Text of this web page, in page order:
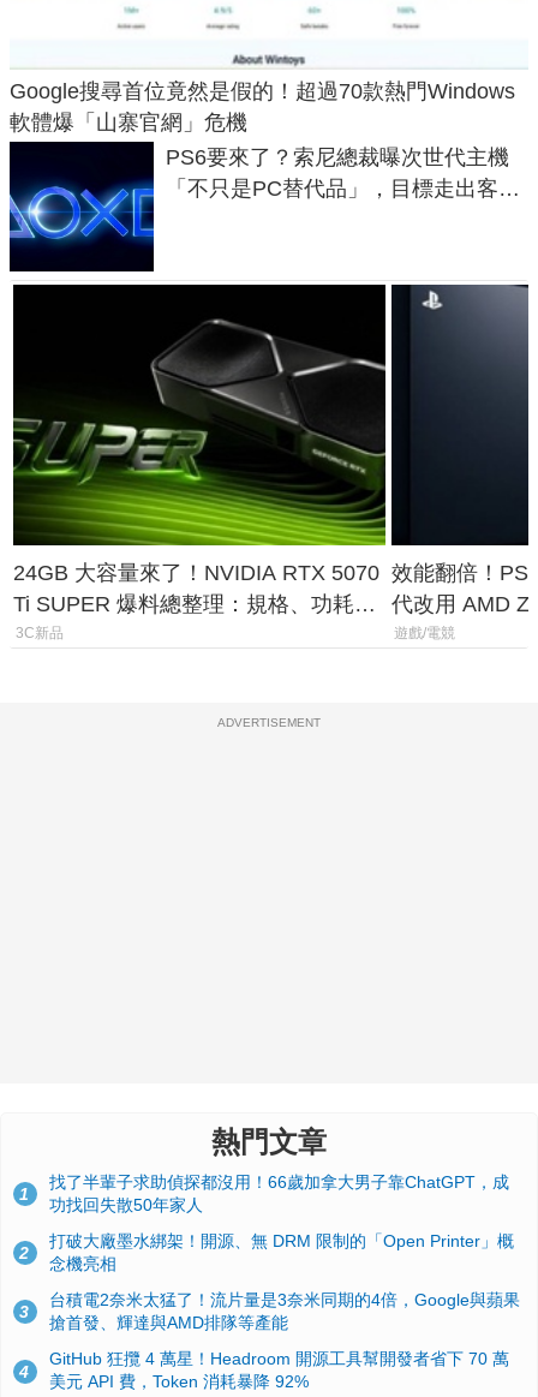
Google搜尋首位竟然是假的！超過70款熱門Windows
軟體爆「山寨官網」危機
PS6要來了？索尼總裁曝次世代主機
「不只是PC替代品」，目標走出客
24GB 大容量來了！NVIDIA RTX 5070
Ti SUPER 爆料總整理：規格、功耗、
上市時間
3C新品
效能翻倍！
代改用 AMD
120fps 與全光
遊戲/電競
ADVERTISEMENT
熱門文章
1
找了半輩子求助偵探都沒用！66歲加拿大男子靠ChatGPT，成
功找回失散50年家人
2
打破大廠墨水綁架！開源、無 DRM 限制的「Open Printer」概
念機亮相
3
台積電2奈米太猛了！流片量是3奈米同期的4倍，Google與蘋果
搶首發、輝達與AMD排隊等產能
4
GitHub 狂攬 4 萬星！Headroom 開源工具幫開發者省下 70 萬
美元 API 費，Token 消耗暴降 92%